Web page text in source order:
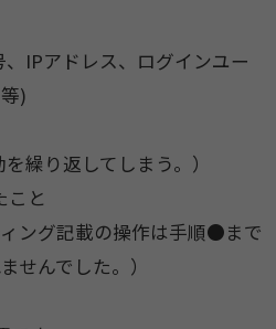
、IPアドレス、ログインユー
)
繰り返してしまう。）
こと
ィング記載の操作は手順●まで
せんでした。）